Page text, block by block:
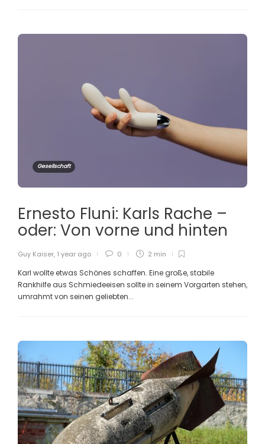
Gesellschaft
Ernesto Fluni: Karls Rache –
oder: Von vorne und hinten
Guy Kaiser, 1 year ago 0 2 min
Karl wollte etwas Schönes schaffen. Eine große, stabile
Rankhilfe aus Schmiedeeisen sollte in seinem Vorgarten stehen,
umrahmt von seinen geliebten...